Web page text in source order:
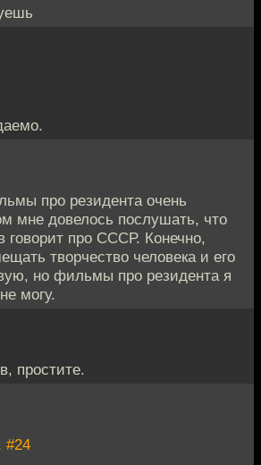
про резидента очень
мне довелось послушать, что
говорит про СССР. Конечно,
творчество человека и его
но фильмы про резидента я
могу.
простите.
#24